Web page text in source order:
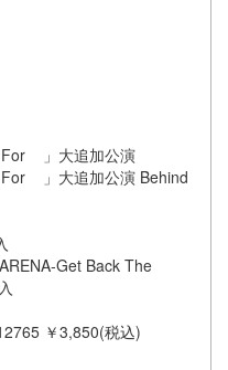
For 」大追加公演
For 」大追加公演 Behind
Get Back The
￥3,850(税込)